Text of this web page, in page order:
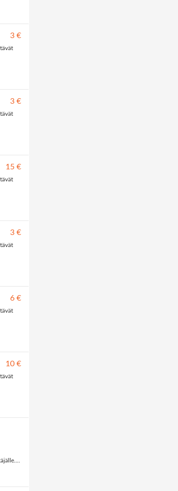
3 €
3 €
15 €
3 €
6 €
10 €